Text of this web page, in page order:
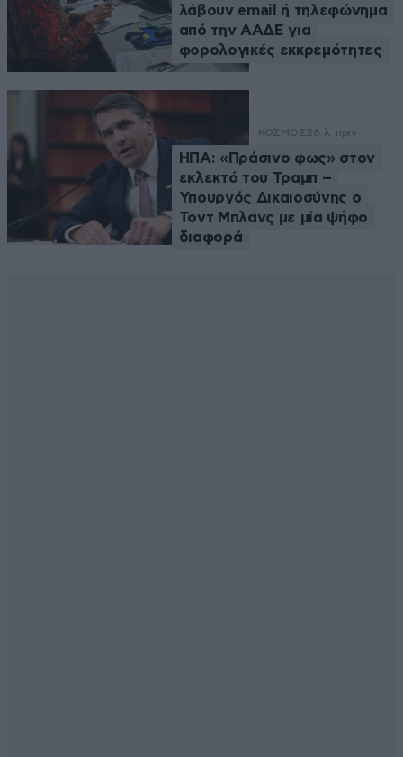
λάβουν email ή τηλεφώνημα
από την ΑΑΔΕ για
φορολογικές εκκρεμότητες
ΚΟΣΜΟΣ26 λ. πριν
ΗΠΑ: «Πράσινο φως» στον
εκλεκτό του Τραμπ –
Υπουργός Δικαιοσύνης ο
Τοντ Μπλανς με μία ψήφο
διαφορά